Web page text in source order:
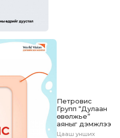
Петровис
Групп “Дулаан
өвөлжье”
аяныг дэмжлээ
Цааш унших